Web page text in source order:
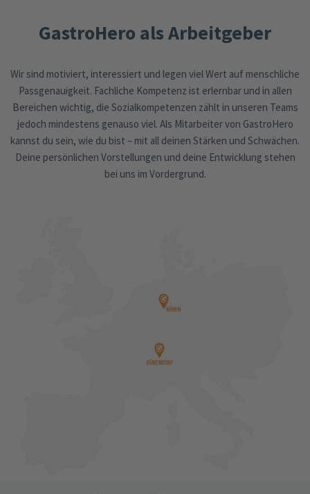
GastroHero als Arbeitgeber
Wir sind motiviert, interessiert und legen viel Wert auf menschliche
Passgenauigkeit. Fachliche Kompetenz ist erlernbar und in allen
Bereichen wichtig, die Sozialkompetenzen zählt in unseren Teams
jedoch mindestens genauso viel. Als Mitarbeiter von GastroHero
kannst du sein, wie du bist – mit all deinen Stärken und Schwächen.
Deine persönlichen Vorstellungen und deine Entwicklung stehen
bei uns im Vordergrund.